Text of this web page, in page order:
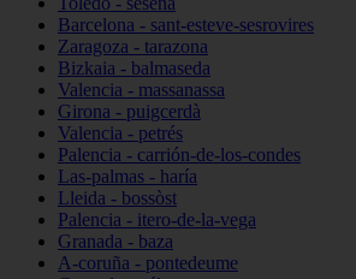
Barcelona - sant-esteve-sesrovires
Zaragoza - tarazona
Bizkaia - balmaseda
Valencia - massanassa
Girona - puigcerdà
Valencia - petrés
Palencia - carrión-de-los-condes
Las-palmas - haría
Lleida - bossòst
Palencia - itero-de-la-vega
Granada - baza
A-coruña - pontedeume